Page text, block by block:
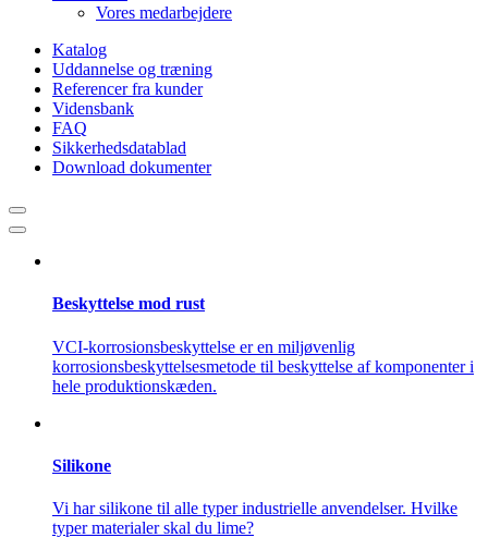
Vores medarbejdere
Katalog
Uddannelse og træning
Referencer fra kunder
Vidensbank
FAQ
Sikkerhedsdatablad
Download dokumenter
Beskyttelse mod rust
VCI-korrosionsbeskyttelse er en miljøvenlig
korrosionsbeskyttelsesmetode til beskyttelse af komponenter i
hele produktionskæden.
Silikone
Vi har silikone til alle typer industrielle anvendelser. Hvilke
typer materialer skal du lime?